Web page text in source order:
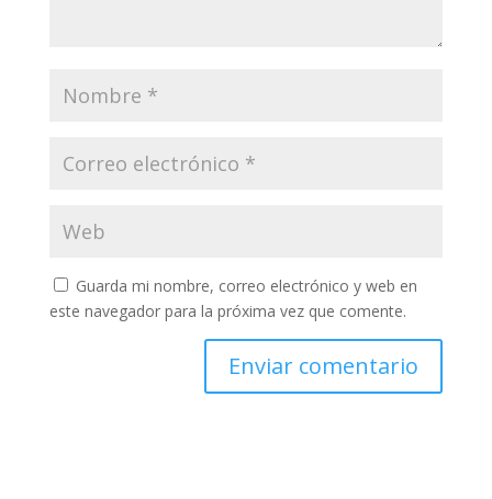
Guarda mi nombre, correo electrónico y web en
este navegador para la próxima vez que comente.